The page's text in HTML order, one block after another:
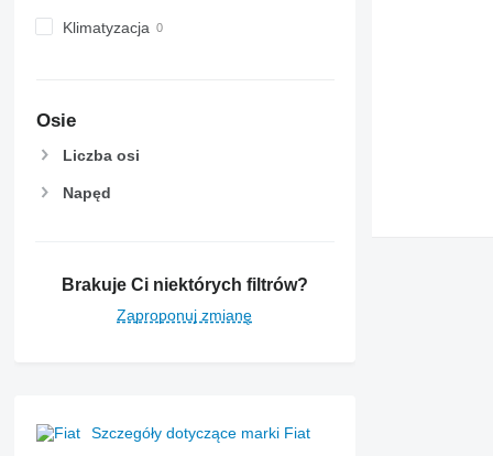
Klimatyzacja
Osie
Liczba osi
Napęd
Brakuje Ci niektórych filtrów?
Zaproponuj zmianę
Szczegóły dotyczące marki Fiat